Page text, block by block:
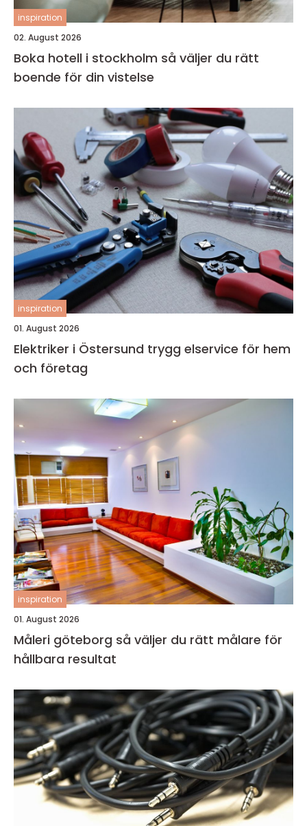
inspiration
02. August 2026
Boka hotell i stockholm så väljer du rätt
boende för din vistelse
inspiration
01. August 2026
Elektriker i Östersund trygg elservice för hem
och företag
inspiration
01. August 2026
Måleri göteborg så väljer du rätt målare för
hållbara resultat